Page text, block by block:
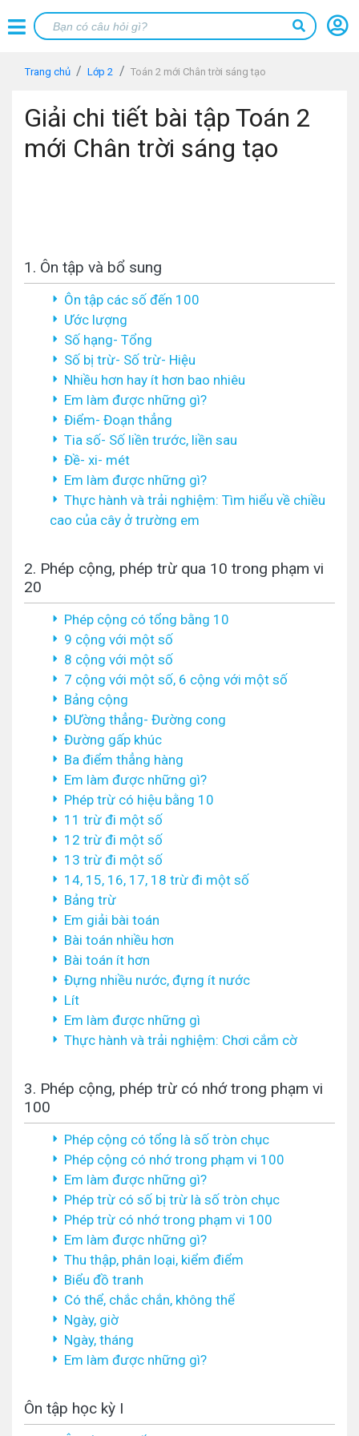
Trang chủ Lớp 2 Toán 2 mới Chân trời sáng tạo
Giải chi tiết bài tập Toán 2
mới Chân trời sáng tạo
1. Ôn tập và bổ sung
Ôn tập các số đến 100
Ước lượng
Số hạng- Tổng
Số bị trừ- Số trừ- Hiệu
Nhiều hơn hay ít hơn bao nhiêu
Em làm được những gì?
Điểm- Đoạn thẳng
Tia số- Số liền trước, liền sau
Đề- xi- mét
Em làm được những gì?
Thực hành và trải nghiệm: Tìm hiểu về chiều
cao của cây ở trường em
2. Phép cộng, phép trừ qua 10 trong phạm vi
20
Phép cộng có tổng bằng 10
9 cộng với một số
8 cộng với một số
7 cộng với một số, 6 cộng với một số
Bảng cộng
ĐƯờng thẳng- Đường cong
Đường gấp khúc
Ba điểm thẳng hàng
Em làm được những gì?
Phép trừ có hiệu bằng 10
11 trừ đi một số
12 trừ đi một số
13 trừ đi một số
14, 15, 16, 17, 18 trừ đi một số
Bảng trừ
Em giải bài toán
Bài toán nhiều hơn
Bài toán ít hơn
Đựng nhiều nước, đựng ít nước
Lít
Em làm được những gì
Thực hành và trải nghiệm: Chơi cắm cờ
3. Phép cộng, phép trừ có nhớ trong phạm vi
100
Phép cộng có tổng là số tròn chục
Phép cộng có nhớ trong phạm vi 100
Em làm được những gì?
Phép trừ có số bị trừ là số tròn chục
Phép trừ có nhớ trong phạm vi 100
Em làm được những gì?
Thu thập, phân loại, kiểm điểm
Biểu đồ tranh
Có thể, chắc chắn, không thể
Ngày, giờ
Ngày, tháng
Em làm được những gì?
Ôn tập học kỳ I